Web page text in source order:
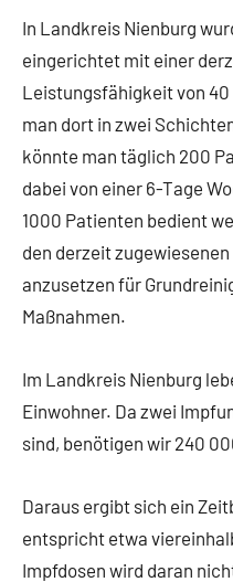
In Landkreis Nienburg
eingerichtet mit einer
Leistungsfähigkeit von
man dort in zwei
könnte man täglich 200
dabei von einer 6-Tage
1000 Patienten bedient
den derzeit
anzusetzen für
Maßnahmen.
Im Landkreis Nienburg
Einwohner. Da zwei
sind, benötigen wir 240
Daraus ergibt sich ein
entspricht etwa
Impfdosen wird daran